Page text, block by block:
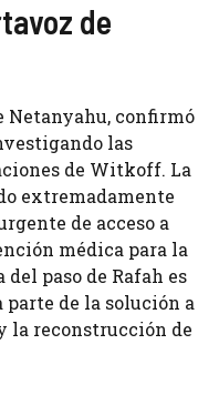
de
Netanyahu, confirmó
las
de Witkoff. La
extremadamente
de acceso a
médica para la
paso de Rafah es
parte de la solución a
la reconstrucción de